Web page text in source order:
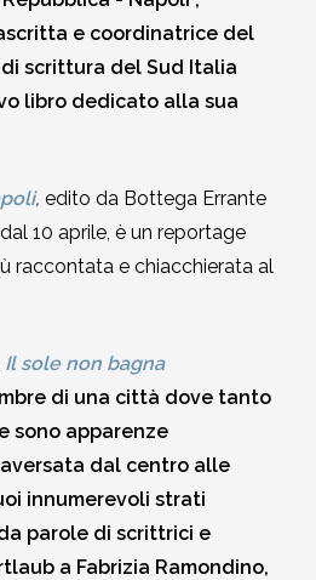
e coordinatrice del
scrittura del Sud Italia
libro dedicato alla sua
, edito da Bottega Errante
10 aprile, è un reportage
raccontata e chiacchierata al
Il sole non bagna
di una città dove tanto
sono apparenze
dal centro alle
innumerevoli strati
parole di scrittrici e
a Fabrizia Ramondino,